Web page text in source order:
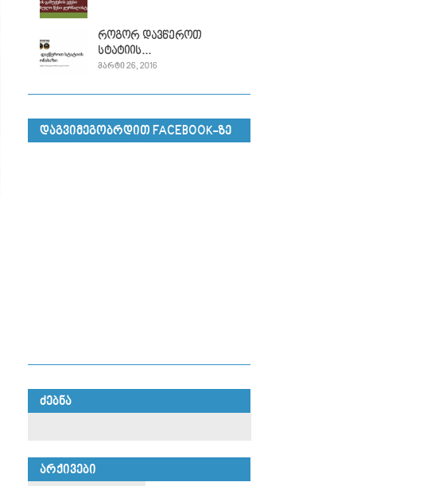
როგორ დავწეროთ
სტატიის...
ᲛᲐᲠᲢᲘ 26, 2016
ᲓᲐᲒᲕᲘᲛᲔᲒᲝᲑᲠᲓᲘᲗ FACEBOOK-ᲖᲔ
ᲫᲔᲑᲜᲐ
ᲐᲠᲥᲘᲕᲔᲑᲘ